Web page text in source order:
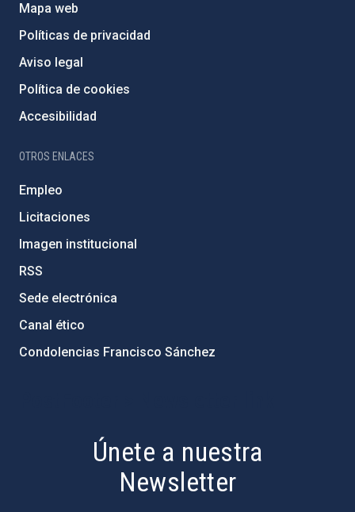
Mapa web
Políticas de privacidad
Aviso legal
Política de cookies
Accesibilidad
OTROS ENLACES
Empleo
Licitaciones
Imagen institucional
RSS
Sede electrónica
Canal ético
Condolencias Francisco Sánchez
Únete a nuestra
Newsletter